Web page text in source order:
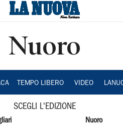
Nuoro
TEMPO LIBERO VIDEO
SCEGLI L'EDIZIONE
Nuoro